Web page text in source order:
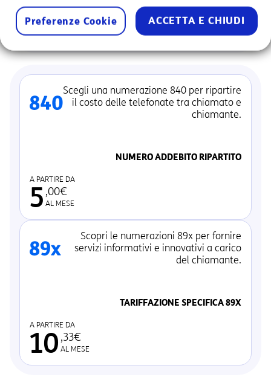
euro
al
mese,
prezzi
IVA
esclusa.
SCOPRI
Scegli una numerazione 840 per ripartire
il costo delle telefonate tra chiamato e
chiamante.
NUMERO ADDEBITO RIPARTITO
A PARTIRE DA
5 ,00€
AL MESE
Scopri le numerazioni 89x per fornire
servizi informativi e innovativi a carico
del chiamante.
TARIFFAZIONE SPECIFICA 89X
A PARTIRE DA
10 ,33€
AL MESE
Preferenze Cookie ACCETTA E CHIUDI